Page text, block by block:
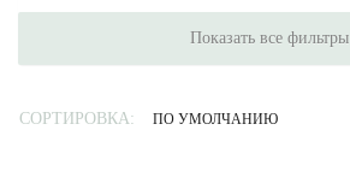
Показать все фильтры
СОРТИРОВКА: